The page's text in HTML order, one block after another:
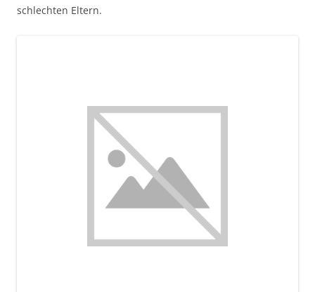
schlechten Eltern.